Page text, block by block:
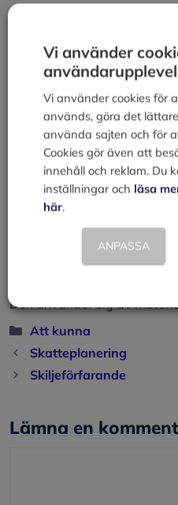
skattebro
https://
domstolen/
Avgoranden/2013/
12%20pleniprot.pdf
Skattebrottslingar
2013-07-14
Läs mer om:
Skatter
Denna artikel omfattas av
Erkännande-Dela Lika-
Den använder sig av
Kategorier
Att kunna
Skatteplanering
Skiljeförfarande
Lämna en
Vi använder
Vi använder cookies för
används, göra det
använda sajten och för
Cookies gör även att
innehåll och reklam. Du
inställningar och läsa
här.
ANPASSA